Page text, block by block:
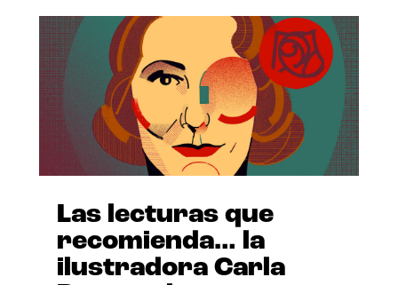
Las lecturas que
recomienda… la
ilustradora Carla